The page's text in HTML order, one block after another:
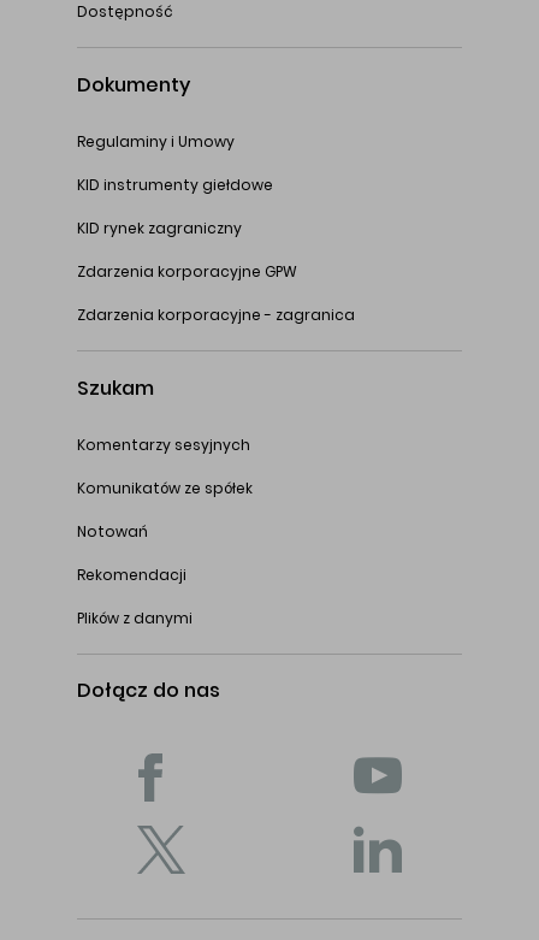
Dostępność
Dokumenty
Regulaminy i Umowy
KID instrumenty giełdowe
KID rynek zagraniczny
Zdarzenia korporacyjne GPW
Zdarzenia korporacyjne - zagranica
Szukam
Komentarzy sesyjnych
Komunikatów ze spółek
Notowań
Rekomendacji
Plików z danymi
Dołącz do nas